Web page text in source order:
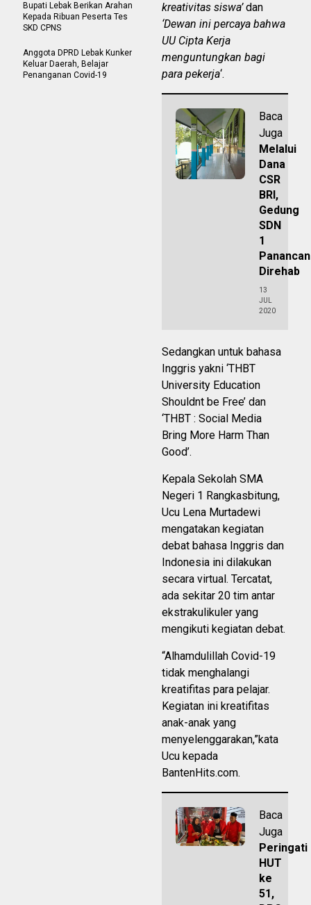
kreativitas siswa’dan
‘Dewan ini percaya bahwa
UU Cipta Kerja
menguntungkan bagi
para pekerja‘.
Baca
Juga
Melalui
Dana
CSR
BRI,
Gedung
SDN
1
Direhab
13
JUL
2020
Sedangkan untuk bahasa
Inggris yakni ‘THBT
University Education
Shouldnt be Free’ dan
‘THBT : Social Media
Bring More Harm Than
Good’.
Kepala Sekolah SMA
Negeri 1 Rangkasbitung,
Ucu Lena Murtadewi
mengatakan kegiatan
debat bahasa Inggris dan
Indonesia ini dilakukan
secara virtual. Tercatat,
ada sekitar 20 tim antar
ekstrakulikuler yang
mengikuti kegiatan debat.
“Alhamdulillah Covid-19
tidak menghalangi
kreatifitas para pelajar.
Kegiatan ini kreatifitas
anak-anak yang
menyelenggarakan,”kata
Ucu kepada
BantenHits.com.
Baca
Juga
Peringati
HUT
ke
51,
Bupati Lebak Berikan Arahan
Kepada Ribuan Peserta Tes
SKD CPNS
Anggota DPRD Lebak Kunker
Keluar Daerah, Belajar
Penanganan Covid-19